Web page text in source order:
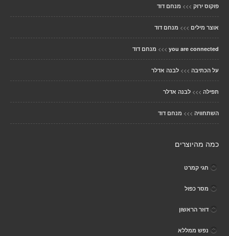
פוקוס ירוק >>> מנחם דוד
אוצר מילים >>> מנחם דוד
you are connected
>>> מנחם דוד
על הכתיבה >>> לבנה אדלר
תפילה >>> לבנה אדלר
השתחוויה >>> מנחם דוד
כמה מהיוצרים
חגי קמרט
מסר כפול
דוזר הראשון
נפש ממללא